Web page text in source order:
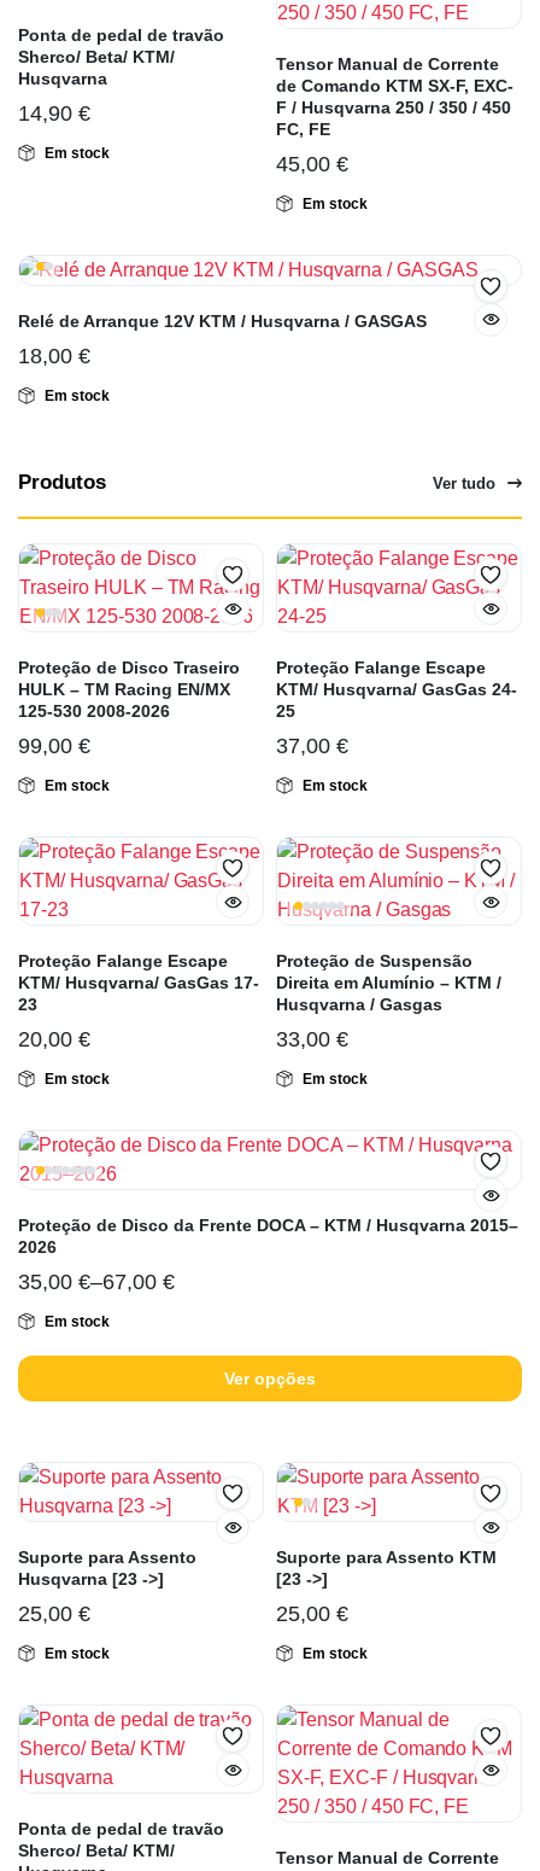
Ponta de pedal de travão
Sherco/ Beta/ KTM/
Husqvarna
14,90 €
Em stock
Tensor Manual de Corrente
de Comando KTM SX-F, EXC-
F / Husqvarna 250 / 350 / 450
FC, FE
45,00 €
Em stock
Relé de Arranque 12V KTM / Husqvarna / GASGAS
18,00 €
Em stock
Produtos Ver tudo
Proteção de Disco Traseiro
HULK – TM Racing EN/MX
125-530 2008-2026
99,00 €
Em stock
Proteção Falange Escape
KTM/ Husqvarna/ GasGas 24-
25
37,00 €
Em stock
Proteção Falange Escape
KTM/ Husqvarna/ GasGas 17-
23
20,00 €
Em stock
Proteção de Suspensão
Direita em Alumínio – KTM /
Husqvarna / Gasgas
33,00 €
Em stock
Proteção de Disco da Frente DOCA – KTM / Husqvarna 2015–
2026
35,00 €–67,00 €
Em stock
Ver opções
Suporte para Assento
Husqvarna [23 ->]
25,00 €
Em stock
Suporte para Assento KTM
[23 ->]
25,00 €
Em stock
Ponta de pedal de travão
Sherco/ Beta/ KTM/
Tensor Manual de Corrente